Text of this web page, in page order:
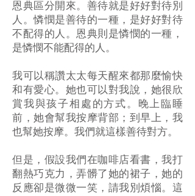
恩典區分開來。善待就是好好對待別
人。憐憫是善待的一種，是好好對待
不配得的人。恩典則是憐憫的一種，
是憐憫不能配得的人。
我可以稱讚太太每天醒來都那麼愉快
和有愛心。她也可以對我說，她很欣
賞我與孩子相處的方式。晚上臨睡
前，她會幫我按摩背部；到早上，我
也幫她按摩。我們就這樣善待對方。
但是，假設我們在咖啡店看書，我打
翻熱巧克力，弄髒了她的裙子，她的
反應卻是微微一笑，請我別煩惱。這